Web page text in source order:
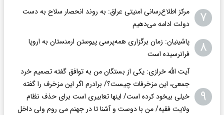
۷
مرکز اطلاع‌رسانی امنیتی عراق: به روند انحصار سلاح به دست
دولت ادامه می‌دهیم
۸
پاشینیان: زمان برگزاری همه‌پرسی پیوستن ارمنستان به اروپا
فرانرسیده است
۹
آیت الله خرازی: یکی از بستگان من به توافق گفته تصمیم خرد
جمعی، این مزخرفات چیست؟/ برادرم اگر این مزخرف را گفته
خیلی بیخود کرده است/ اینها تعابیری است برای حذف نظام
ولایت فقیه/ من با دوست و آشنا تا در جهنم می روم ولی داخل